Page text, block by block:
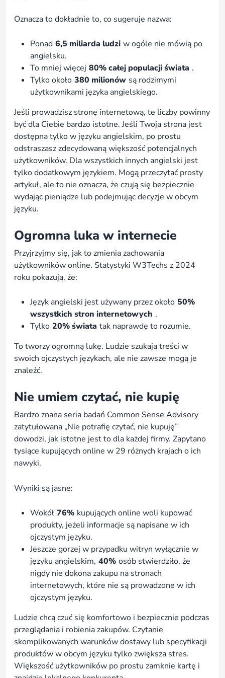
Oznacza to dokładnie to, co sugeruje nazwa:
Ponad 6,5 miliarda ludzi w ogóle nie mówią po
angielsku.
To mniej więcej 80% całej populacji świata .
Tylko około 380 milionów są rodzimymi
użytkownikami języka angielskiego.
Jeśli prowadzisz stronę internetową, te liczby powinny
być dla Ciebie bardzo istotne. Jeśli Twoja strona jest
dostępna tylko w języku angielskim, po prostu
odstraszasz zdecydowaną większość potencjalnych
użytkowników. Dla wszystkich innych angielski jest
tylko dodatkowym językiem. Mogą przeczytać prosty
artykuł, ale to nie oznacza, że czują się bezpiecznie
wydając pieniądze lub podejmując decyzje w obcym
języku.
Ogromna luka w internecie
Przyjrzyjmy się, jak to zmienia zachowania
użytkowników online. Statystyki W3Techs z 2024
roku pokazują, że:
Język angielski jest używany przez około 50%
wszystkich stron internetowych .
Tylko 20% świata tak naprawdę to rozumie.
To tworzy ogromną lukę. Ludzie szukają treści w
swoich ojczystych językach, ale nie zawsze mogą je
znaleźć.
Nie umiem czytać, nie kupię
Bardzo znana seria badań Common Sense Advisory
zatytułowana „Nie potrafię czytać, nie kupuję”
dowodzi, jak istotne jest to dla każdej firmy. Zapytano
tysiące kupujących online w 29 różnych krajach o ich
nawyki.
Wyniki są jasne:
Wokół 76% kupujących online woli kupować
produkty, jeżeli informacje są napisane w ich
ojczystym języku.
Jeszcze gorzej w przypadku witryn wyłącznie w
języku angielskim, 40% osób stwierdziło, że
nigdy nie dokona zakupu na stronach
internetowych, które nie są prowadzone w ich
ojczystym języku.
Ludzie chcą czuć się komfortowo i bezpiecznie podczas
przeglądania i robienia zakupów. Czytanie
skomplikowanych warunków dostawy lub specyfikacji
produktów w obcym języku tylko zwiększa stres.
Większość użytkowników po prostu zamknie kartę i